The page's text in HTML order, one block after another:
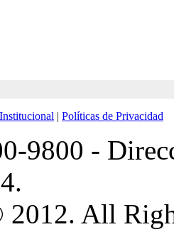
| Políticas de Privacidad
9800 -
All